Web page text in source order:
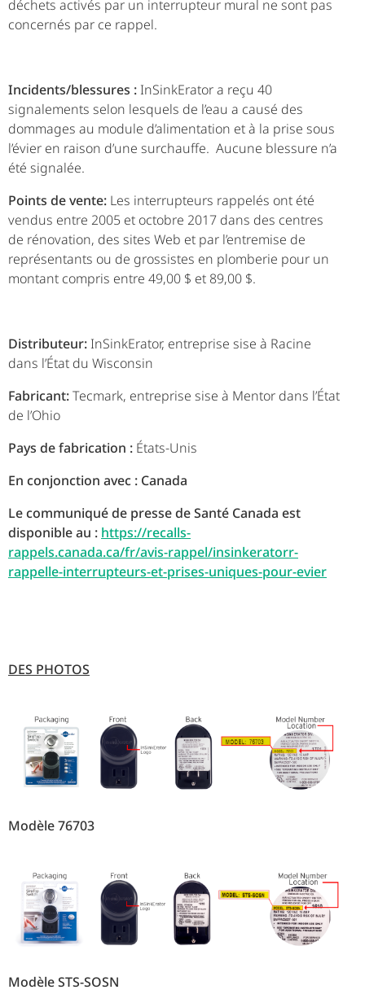
déchets activés par un interrupteur mural ne sont pas
concernés par ce rappel.
Incidents/blessures : InSinkErator a reçu 40
signalements selon lesquels de l’eau a causé des
dommages au module d’alimentation et à la prise sous
l’évier en raison d’une surchauffe. Aucune blessure n’a
été signalée.
Points de vente: Les interrupteurs rappelés ont été
vendus entre 2005 et octobre 2017 dans des centres
de rénovation, des sites Web et par l’entremise de
représentants ou de grossistes en plomberie pour un
montant compris entre 49,00 $ et 89,00 $.
Distributeur: InSinkErator, entreprise sise à Racine
dans l’État du Wisconsin
Fabricant:Tecmark, entreprise sise à Mentor dans l’État
de l’Ohio
Pays de fabrication : États-Unis
En conjonction avec : Canada
Le communiqué de presse de Santé Canada est
disponible au : https://recalls-
rappels.canada.ca/fr/avis-rappel/insinkeratorr-
rappelle-interrupteurs-et-prises-uniques-pour-evier
DES PHOTOS
Modèle 76703
Modèle STS-SOSN